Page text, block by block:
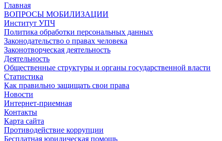
Главная
ВОПРОСЫ МОБИЛИЗАЦИИ
Институт УПЧ
Политика обработки персональных данных
Законодательство о правах человека
Законотворческая деятельность
Деятельность
Общественные структуры и органы государственной власти
Статистика
Как правильно защищать свои права
Новости
Интернет-приемная
Контакты
Карта сайта
Противодействие коррупции
Бесплатная юридическая помощь